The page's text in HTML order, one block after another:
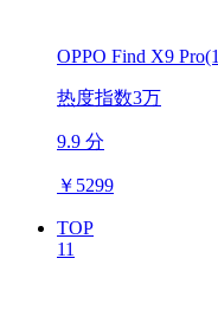
OPPO Find X9
热度指数3万
9.9 分
￥ 5299
TOP
11